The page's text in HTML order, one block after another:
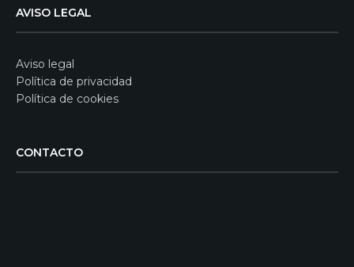
AVISO LEGAL
Aviso legal
Política de privacidad
Política de cookies
CONTACTO